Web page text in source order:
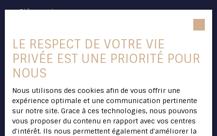
Pièces min
personnelles conformément au RGPD. Si vous
ne souhaitez pas faire l'objet de prospection
commerciale par voie téléphonique, vous
pouvez vous inscrire gratuitement sur la liste
prévu par l'article L223-1 du code de la
consommation, sur le site Internet
www.bloctel.gouv.fr ou par courrier adressé à
:
LE RESPECT DE VOTRE VIE
PRIVÉE EST UNE PRIORITÉ POUR
NOUS
Nous utilisons des cookies afin de vous offrir une
expérience optimale et une communication pertinente
sur notre site. Grace à ces technologies, nous pouvons
vous proposer du contenu en rapport avec vos centres
d'intérêt. Ils nous permettent également d'améliorer la